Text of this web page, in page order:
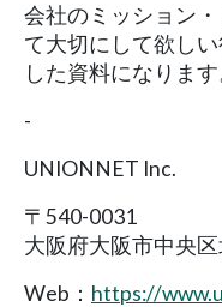
会社のミッション
て大切にして欲し
した資料になります
-
UNIONNET Inc.
〒540-0031
大阪府大阪市中央
Web： https://